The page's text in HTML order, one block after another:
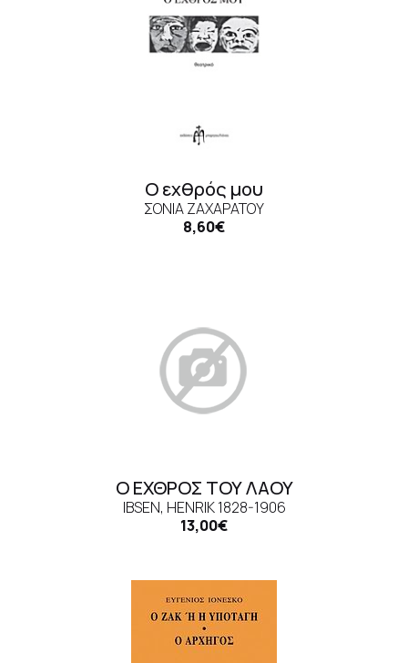
Ο εχθρός μου
ΣΌΝΙΑ ΖΑΧΑΡΆΤΟΥ
8,60€
Ο ΕΧΘΡΟΣ ΤΟΥ ΛΑΟΥ
IBSEN, HENRIK 1828-1906
13,00€